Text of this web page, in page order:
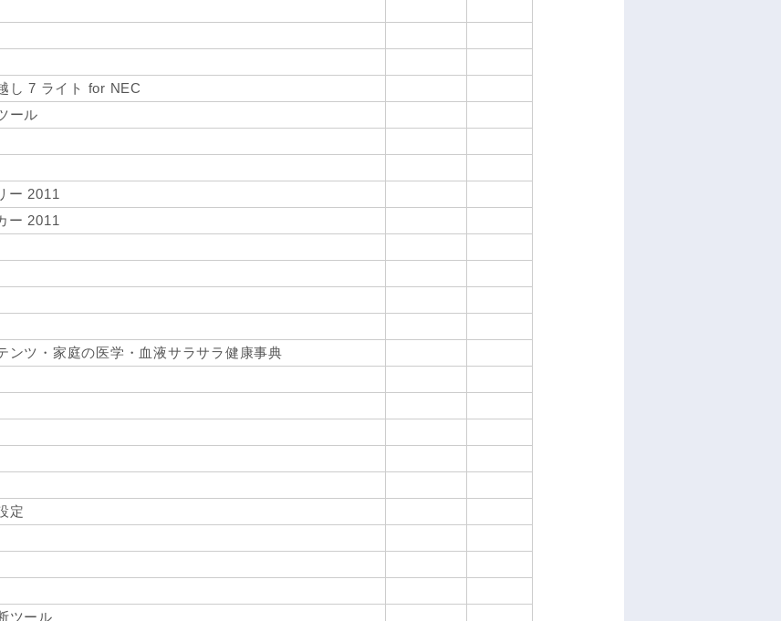
し 7 ライト for NEC
ール
ー 2011
ー 2011
ンツ・家庭の医学・血液サラサラ健康事典
定
ツール